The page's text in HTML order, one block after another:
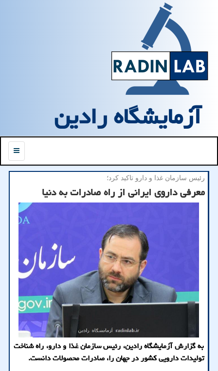
آزمایشگاه رادین
منو
رئیس سازمان غذا و دارو تاكید كرد؛
معرفی داروی ایرانی از راه صادرات به دنیا
به گزارش آزمایشگاه رادین، رئیس سازمان غذا و دارو، راه شناخت
تولیدات دارویی کشور در جهان را، صادرات محصولات دانست.